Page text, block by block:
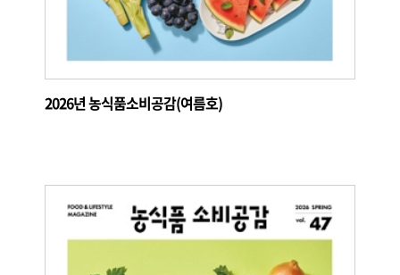
2026년 농식품소비공감(여름호)